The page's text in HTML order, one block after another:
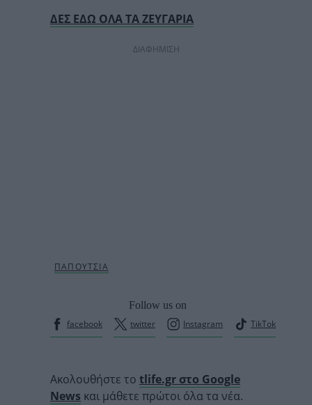
ΔΕΣ ΕΔΩ ΟΛΑ ΤΑ ΖΕΥΓΑΡΙΑ
ΔΙΑΦΗΜΙΣΗ
Follow us on
facebook
twitter Instagram TikTok
Ακολουθήστε το tlife.gr στο Google
News και μάθετε πρώτοι όλα τα νέα.